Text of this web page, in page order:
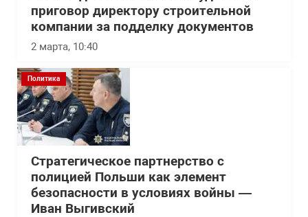
приговор директору строительной
компании за подделку документов
2 марта, 10:40
Политика
Стратегическое партнерство с
полицией Польши как элемент
безопасности в условиях войны —
Иван Выгивский